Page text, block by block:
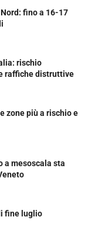
fino a 16-17
rischio
raffiche distruttive
zone più a rischio e
a mesoscala sta
fine luglio